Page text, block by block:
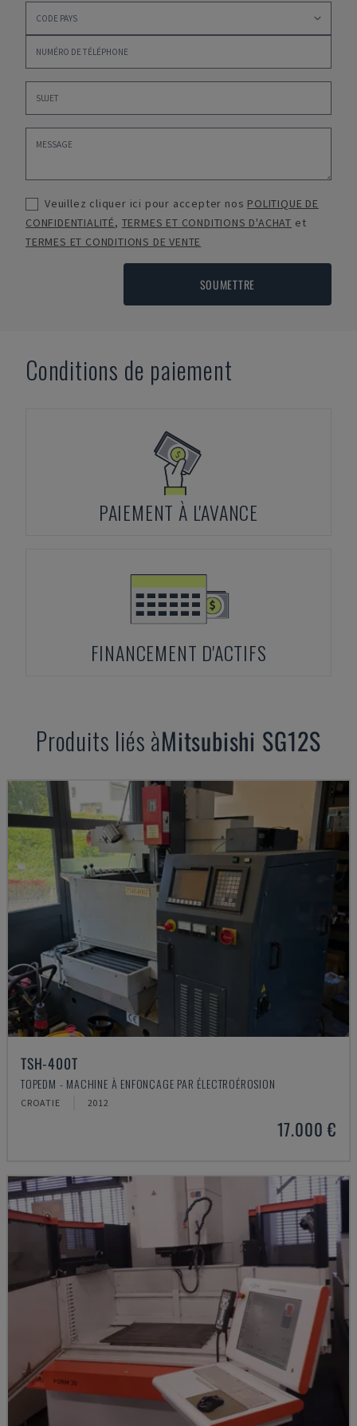
Veuillez cliquer ici pour accepter nos POLITIQUE DE
CONFIDENTIALITÉ, TERMES ET CONDITIONS D'ACHAT et
TERMES ET CONDITIONS DE VENTE
SOUMETTRE
Conditions de paiement
PAIEMENT À L'AVANCE
FINANCEMENT D'ACTIFS
Produits liés àMitsubishi SG12S
TSH-400T
TOPEDM - MACHINE À ENFONÇAGE PAR ÉLECTROÉROSION
CROATIE 2012
17.000 €